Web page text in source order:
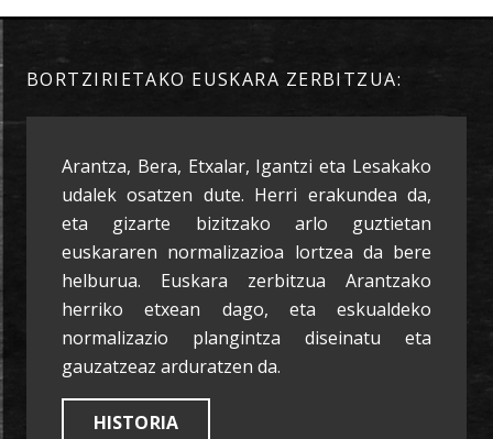
BORTZIRIETAKO EUSKARA ZERBITZUA:
Arantza, Bera, Etxalar, Igantzi eta Lesakako
udalek osatzen dute. Herri erakundea da,
eta gizarte bizitzako arlo guztietan
euskararen normalizazioa lortzea da bere
helburua. Euskara zerbitzua Arantzako
herriko etxean dago, eta eskualdeko
normalizazio plangintza diseinatu eta
gauzatzeaz arduratzen da.
HISTORIA